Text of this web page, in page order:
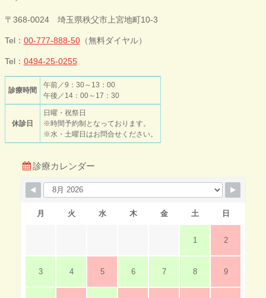
今井歯科クリニ
ック
〒368-0024 埼玉県秩父市上宮地町10-3
Tel： 00-777-888-50（無料ダイヤル）
Tel： 0494-25-0255
診療時間
午前／9：30～13：00
午後／14：00～17：30
休診日
日曜・祝祭日
※時間予約制となっております。
※水・土曜日はお問合せください。
診療カレンダー
月 火 水 木 金 土 日
1 2
3 4 5 6 7 8 9